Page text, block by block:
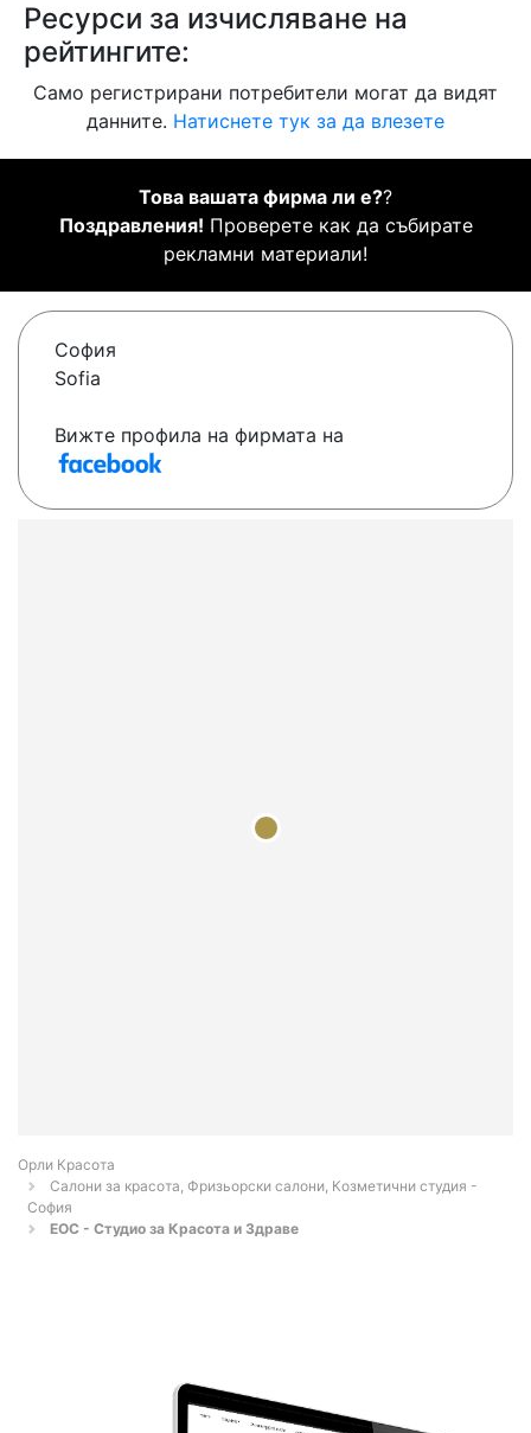
Ресурси за изчисляване на
рейтингите:
Само регистрирани потребители могат да видят
данните. Натиснете тук за да влезете
Това вашата фирма ли е??
Поздравления! Проверете как да събирате
рекламни материали!
София
Sofia
Вижте профила на фирмата на
Орли Красота
Салони за красота, Фризьорски салони, Козметични студия -
София
ЕОС - Студио за Красота и Здраве